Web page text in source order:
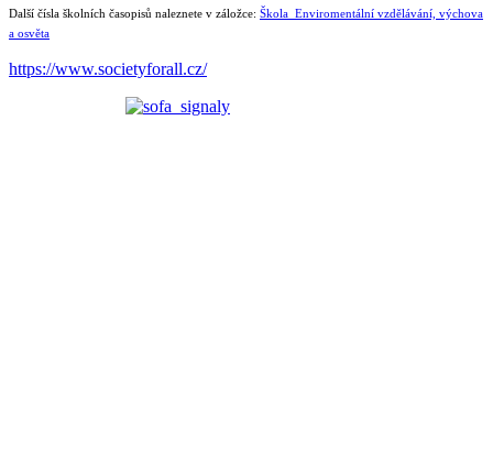
Další čísla školních časopisů naleznete v záložce: Škola_Enviromentální vzdělávání, výchova
a osvěta
https://www.societyforall.cz/